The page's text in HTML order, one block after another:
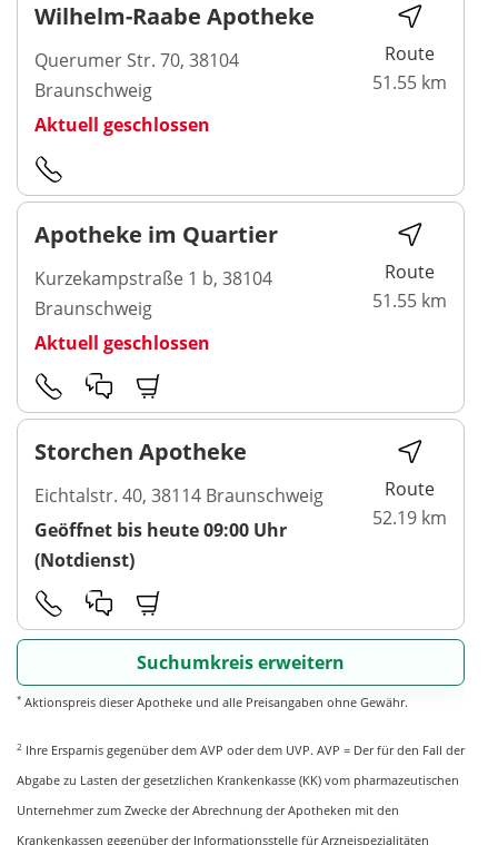
Wilhelm-Raabe Apotheke
Querumer Str. 70, 38104
Braunschweig
Aktuell geschlossen
Route
51.55 km
Apotheke im Quartier
Kurzekampstraße 1 b, 38104
Braunschweig
Aktuell geschlossen
Route
51.55 km
Storchen Apotheke
Eichtalstr. 40, 38114 Braunschweig
Geöffnet bis heute 09:00 Uhr
(Notdienst)
Route
52.19 km
Suchumkreis erweitern
* Aktionspreis dieser Apotheke und alle Preisangaben ohne Gewähr.
2 Ihre Ersparnis gegenüber dem AVP oder dem UVP. AVP = Der für den Fall der
Abgabe zu Lasten der gesetzlichen Krankenkasse (KK) vom pharmazeutischen
Unternehmer zum Zwecke der Abrechnung der Apotheken mit den
Krankenkassen gegenüber der Informationsstelle für Arzneispezialitäten